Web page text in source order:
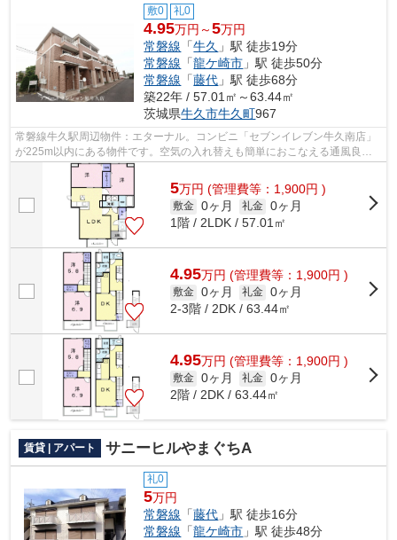
敷0 礼0
4.95万円～5万円
常磐線 「牛久 」駅 徒歩19分
常磐線 「龍ケ崎市 」駅 徒歩50分
常磐線 「藤代 」駅 徒歩68分
築22年 / 57.01㎡～63.44㎡
茨城県牛久市牛久町967
常磐線牛久駅周辺物件：エターナル。コンビニ「セブンイレブン牛久南店」
が225m以内にある物件です。空気の入れ替えも簡単におこなえる通風良好
のテラスハウスです。テラスハウスの物...
5万円 (管理費等：1,900円 )
敷金 0ヶ月 礼金 0ヶ月
1階 / 2LDK / 57.01㎡
4.95万円 (管理費等：1,900円 )
敷金 0ヶ月 礼金 0ヶ月
2-3階 / 2DK / 63.44㎡
4.95万円 (管理費等：1,900円 )
敷金 0ヶ月 礼金 0ヶ月
2階 / 2DK / 63.44㎡
賃貸 | アパート サニーヒルやまぐちA
礼0
5万円
常磐線 「藤代 」駅 徒歩16分
常磐線 「龍ケ崎市 」駅 徒歩48分